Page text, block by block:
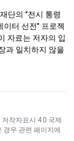
단의 "전시 통령
이터 선전" 프로젝
자료는 저자의 입
과 일치하지 않을
작자표시 4.0 국제
경우 관련 페이지에